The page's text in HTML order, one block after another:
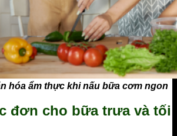
hóa ẩm thực khi nấu bữa cơm ngon
đơn cho bữa trưa và tối